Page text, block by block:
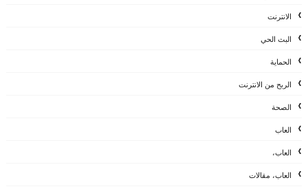
الانترنت
البث الحي
الحماية
الربح من الانترنت
الصحة
العاب
العاب،
العاب، مقالات